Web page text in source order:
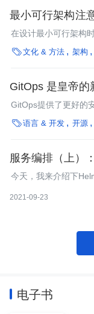
最小可行架构注
的位置
在设计最小可行架构
别是当移动应用程序
文化 & 方法 架构
GitOps 是皇帝的
GitOps提供了更好的
案？
语言 & 开发 开源
服务编排（上）
今天，我来介绍下
2021-09-23
电子书